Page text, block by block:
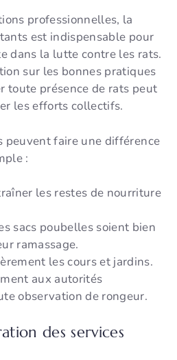
professionnelles, la
est indispensable pour
dans la lutte contre les rats.
sur les bonnes pratiques
toute présence de rats peut
les efforts collectifs.
peuvent faire une différence
:
les restes de nourriture
sacs poubelles soient bien
ramassage.
les cours et jardins.
aux autorités
observation de rongeur.
des services